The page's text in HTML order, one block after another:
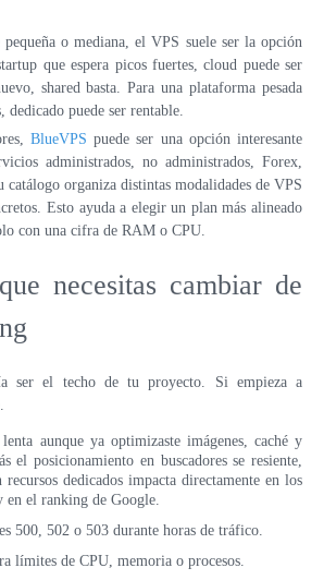
o mediana, el VPS suele ser la opción
que espera picos fuertes, cloud puede ser
shared basta. Para una plataforma pesada
dedicado puede ser rentable.
BlueVPS puede ser una opción interesante
administrados, no administrados, Forex,
organiza distintas modalidades de VPS
Esto ayuda a elegir un plan más alineado
con una cifra de RAM o CPU.
necesitas cambiar de
ser el techo de tu proyecto. Si empieza a
aunque ya optimizaste imágenes, caché y
el posicionamiento en buscadores se resiente,
recursos dedicados impacta directamente en los
en el ranking de Google.
500, 502 o 503 durante horas de tráfico.
límites de CPU, memoria o procesos.